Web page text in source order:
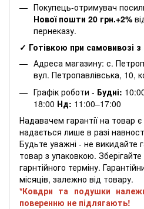
Покупець-отримувач
Нової пошти 20 грн.+2%
пернеказу.
✓ Готівкою при самовивозі
Адреса магазину: с.
вул. Петропавлівська, 10,
Графік роботи - Будні:
18:00 Нд: 11:00–17:00
Надавачем гарантії на товар є
надається лише в разі
Будьте уважні - не викидайте
товар з упаковкою.
гарнтійного терміну.
місяців, залежно від товару.
*Ковдри та подушки
поверенню не підлягають!